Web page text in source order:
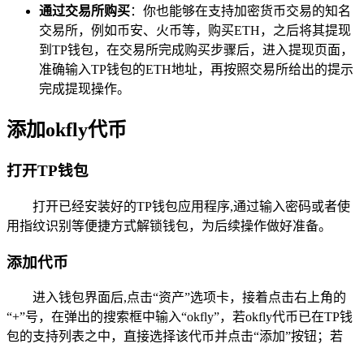
通过交易所购买：你也能够在支持加密货币交易的知名
交易所，例如币安、火币等，购买ETH，之后将其提现
到TP钱包，在交易所完成购买步骤后，进入提现页面，
准确输入TP钱包的ETH地址，再按照交易所给出的提示
完成提现操作。
添加okfly代币
打开TP钱包
打开已经安装好的TP钱包应用程序,通过输入密码或者使
用指纹识别等便捷方式解锁钱包，为后续操作做好准备。
添加代币
进入钱包界面后,点击“资产”选项卡，接着点击右上角的
“+”号，在弹出的搜索框中输入“okfly”，若okfly代币已在TP钱
包的支持列表之中，直接选择该代币并点击“添加”按钮；若